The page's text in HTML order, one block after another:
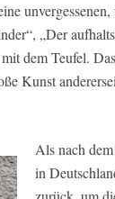
„Der
dem Teufel.
Kunst
Als nach
in